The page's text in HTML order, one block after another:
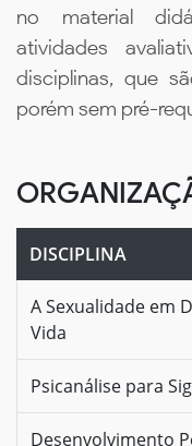
no material
atividades
disciplinas, que
porém sem pré-
DISCIPLINA
A Sexualidade em
Vida
Psicanálise para
Desenvolvimento